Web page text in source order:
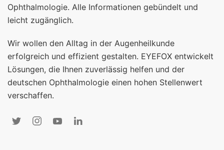
Ophthalmologie. Alle Informationen gebündelt und
leicht zugänglich.
Wir wollen den Alltag in der Augenheilkunde
erfolgreich und effizient gestalten. EYEFOX entwickelt
Lösungen, die Ihnen zuverlässig helfen und der
deutschen Ophthalmologie einen hohen Stellenwert
verschaffen.